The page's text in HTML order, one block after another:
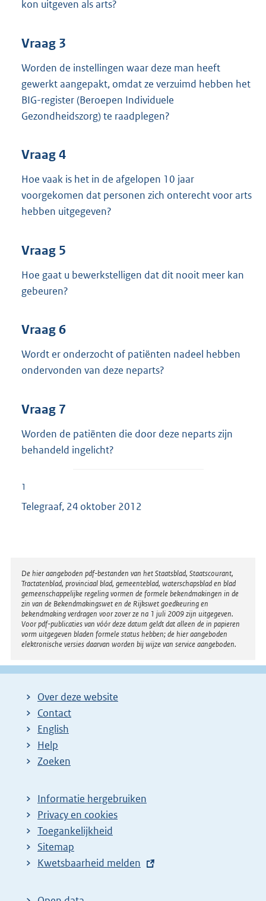
kon uitgeven als arts?
Vraag 3
Worden de instellingen waar deze man heeft
gewerkt aangepakt, omdat ze verzuimd hebben het
BIG-register (Beroepen Individuele
Gezondheidszorg) te raadplegen?
Vraag 4
Hoe vaak is het in de afgelopen 10 jaar
voorgekomen dat personen zich onterecht voor arts
hebben uitgegeven?
Vraag 5
Hoe gaat u bewerkstelligen dat dit nooit meer kan
gebeuren?
Vraag 6
Wordt er onderzocht of patiënten nadeel hebben
ondervonden van deze neparts?
Vraag 7
Worden de patiënten die door deze neparts zijn
behandeld ingelicht?
1
Telegraaf, 24 oktober 2012
Disclaimer
De hier aangeboden pdf-bestanden van het Staatsblad, Staatscourant,
Tractatenblad, provinciaal blad, gemeenteblad, waterschapsblad en blad
gemeenschappelijke regeling vormen de formele bekendmakingen in de
zin van de Bekendmakingswet en de Rijkswet goedkeuring en
bekendmaking verdragen voor zover ze na 1 juli 2009 zijn uitgegeven.
Voor pdf-publicaties van vóór deze datum geldt dat alleen de in papieren
vorm uitgegeven bladen formele status hebben; de hier aangeboden
elektronische versies daarvan worden bij wijze van service aangeboden.
Over deze website
Contact
English
Help
Zoeken
Informatie hergebruiken
Privacy en cookies
Toegankelijkheid
Sitemap
E
t
Kwetsbaarheid melden